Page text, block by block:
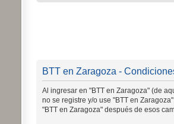
BTT en Zaragoza -
Al ingresar en "BTT en Zaragoza" (de
no se registre y/o use "BTT en
"BTT en Zaragoza" después de esos